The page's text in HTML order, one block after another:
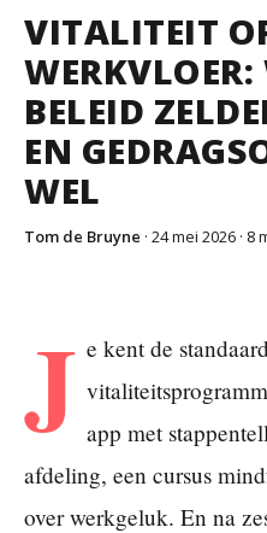
VITALITEIT
BELEID
EN
WEL
Tom de Bruyne · 24 mei 2026 · 8
J e kent de
app met
afdeling, een cursus
over werkgeluk. En na